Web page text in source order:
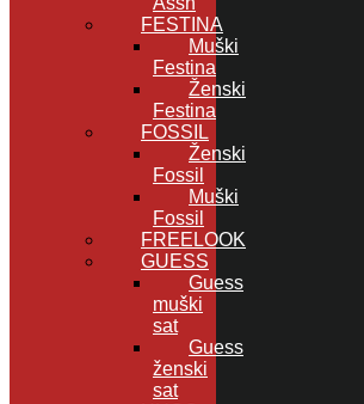
FESTINA
Muški
Festina
Ženski
Festina
FOSSIL
Ženski
Fossil
Muški
Fossil
FREELOOK
GUESS
Guess
muški
sat
Guess
ženski
sat